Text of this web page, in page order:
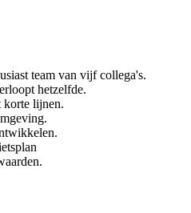
team van vijf collega's.
hetzelfde.
korte lijnen.